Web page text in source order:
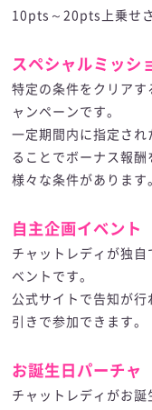
10pts～20pts上乗せ
スペシャルミッシ
特定の条件をクリア
ャンペーンです。
一定期間内に指定さ
ることでボーナス報酬
様々な条件があります
自主企画イベント
チャットレディが独
ベントです。
公式サイトで告知が
引きで参加できます。
お誕生日パーチャ
チャットレディがお